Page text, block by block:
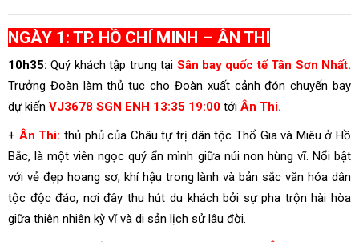
NGÀY 1: TP. HỒ CHÍ MINH – ÂN THI
10h35:Quý khách tập trung tại Sân bay quốc tế Tân Sơn Nhất.
Trưởng Đoàn làm thủ tục cho Đoàn xuất cảnh đón chuyến bay
dự kiến VJ3678 SGN ENH 13:35 19:00 tới Ân Thi.
+ Ân Thi: thủ phủ của Châu tự trị dân tộc Thổ Gia và Miêu ở Hồ
Bắc, là một viên ngọc quý ẩn mình giữa núi non hùng vĩ. Nổi bật
với vẻ đẹp hoang sơ, khí hậu trong lành và bản sắc văn hóa dân
tộc độc đáo, nơi đây thu hút du khách bởi sự pha trộn hài hòa
giữa thiên nhiên kỳ vĩ và di sản lịch sử lâu đời.